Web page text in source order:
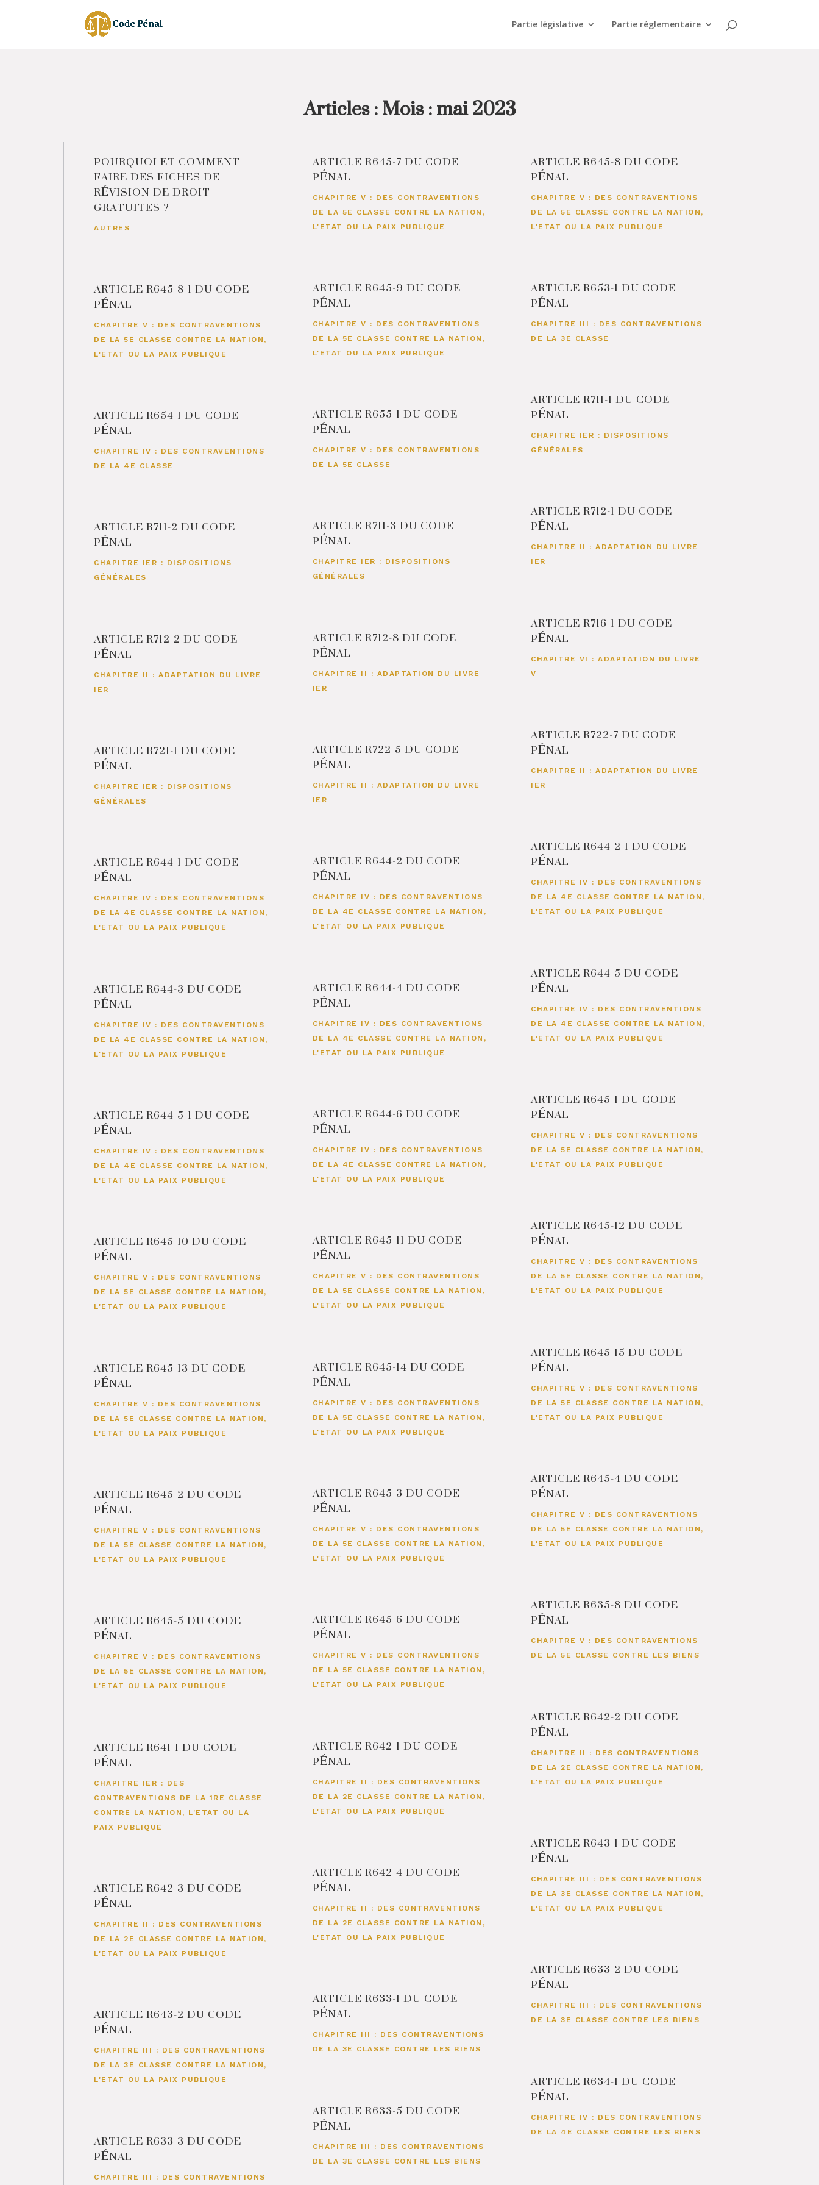
Partie législative Partie réglementaire
Articles : Mois :mai 2023
POURQUOI ET COMMENT
FAIRE DES FICHES DE
RÉVISION DE DROIT
GRATUITES ?
AUTRES
ARTICLE R645-8-1 DU CODE
PÉNAL
CHAPITRE V : DES CONTRAVENTIONS
DE LA 5E CLASSE CONTRE LA NATION,
L'ETAT OU LA PAIX PUBLIQUE
ARTICLE R654-1 DU CODE
PÉNAL
CHAPITRE IV : DES CONTRAVENTIONS
DE LA 4E CLASSE
ARTICLE R711-2 DU CODE
PÉNAL
CHAPITRE IER : DISPOSITIONS
GÉNÉRALES
ARTICLE R712-2 DU CODE
PÉNAL
CHAPITRE II : ADAPTATION DU LIVRE
IER
ARTICLE R721-1 DU CODE
PÉNAL
CHAPITRE IER : DISPOSITIONS
GÉNÉRALES
ARTICLE R644-1 DU CODE
PÉNAL
CHAPITRE IV : DES CONTRAVENTIONS
DE LA 4E CLASSE CONTRE LA NATION,
L'ETAT OU LA PAIX PUBLIQUE
ARTICLE R644-3 DU CODE
PÉNAL
CHAPITRE IV : DES CONTRAVENTIONS
DE LA 4E CLASSE CONTRE LA NATION,
L'ETAT OU LA PAIX PUBLIQUE
ARTICLE R644-5-1 DU CODE
PÉNAL
CHAPITRE IV : DES CONTRAVENTIONS
DE LA 4E CLASSE CONTRE LA NATION,
L'ETAT OU LA PAIX PUBLIQUE
ARTICLE R645-10 DU CODE
PÉNAL
CHAPITRE V : DES CONTRAVENTIONS
DE LA 5E CLASSE CONTRE LA NATION,
L'ETAT OU LA PAIX PUBLIQUE
ARTICLE R645-13 DU CODE
PÉNAL
CHAPITRE V : DES CONTRAVENTIONS
DE LA 5E CLASSE CONTRE LA NATION,
L'ETAT OU LA PAIX PUBLIQUE
ARTICLE R645-2 DU CODE
PÉNAL
CHAPITRE V : DES CONTRAVENTIONS
DE LA 5E CLASSE CONTRE LA NATION,
L'ETAT OU LA PAIX PUBLIQUE
ARTICLE R645-5 DU CODE
PÉNAL
CHAPITRE V : DES CONTRAVENTIONS
DE LA 5E CLASSE CONTRE LA NATION,
L'ETAT OU LA PAIX PUBLIQUE
ARTICLE R641-1 DU CODE
PÉNAL
CHAPITRE IER : DES
CONTRAVENTIONS DE LA 1RE CLASSE
CONTRE LA NATION, L'ETAT OU LA
PAIX PUBLIQUE
ARTICLE R642-3 DU CODE
PÉNAL
CHAPITRE II : DES CONTRAVENTIONS
DE LA 2E CLASSE CONTRE LA NATION,
L'ETAT OU LA PAIX PUBLIQUE
ARTICLE R643-2 DU CODE
PÉNAL
CHAPITRE III : DES CONTRAVENTIONS
DE LA 3E CLASSE CONTRE LA NATION,
L'ETAT OU LA PAIX PUBLIQUE
ARTICLE R633-3 DU CODE
PÉNAL
CHAPITRE III : DES CONTRAVENTIONS
ARTICLE R645-7 DU CODE
PÉNAL
CHAPITRE V : DES CONTRAVENTIONS
DE LA 5E CLASSE CONTRE LA NATION,
L'ETAT OU LA PAIX PUBLIQUE
ARTICLE R645-9 DU CODE
PÉNAL
CHAPITRE V : DES CONTRAVENTIONS
DE LA 5E CLASSE CONTRE LA NATION,
L'ETAT OU LA PAIX PUBLIQUE
ARTICLE R655-1 DU CODE
PÉNAL
CHAPITRE V : DES CONTRAVENTIONS
DE LA 5E CLASSE
ARTICLE R711-3 DU CODE
PÉNAL
CHAPITRE IER : DISPOSITIONS
GÉNÉRALES
ARTICLE R712-8 DU CODE
PÉNAL
CHAPITRE II : ADAPTATION DU LIVRE
IER
ARTICLE R722-5 DU CODE
PÉNAL
CHAPITRE II : ADAPTATION DU LIVRE
IER
ARTICLE R644-2 DU CODE
PÉNAL
CHAPITRE IV : DES CONTRAVENTIONS
DE LA 4E CLASSE CONTRE LA NATION,
L'ETAT OU LA PAIX PUBLIQUE
ARTICLE R644-4 DU CODE
PÉNAL
CHAPITRE IV : DES CONTRAVENTIONS
DE LA 4E CLASSE CONTRE LA NATION,
L'ETAT OU LA PAIX PUBLIQUE
ARTICLE R644-6 DU CODE
PÉNAL
CHAPITRE IV : DES CONTRAVENTIONS
DE LA 4E CLASSE CONTRE LA NATION,
L'ETAT OU LA PAIX PUBLIQUE
ARTICLE R645-11 DU CODE
PÉNAL
CHAPITRE V : DES CONTRAVENTIONS
DE LA 5E CLASSE CONTRE LA NATION,
L'ETAT OU LA PAIX PUBLIQUE
ARTICLE R645-14 DU CODE
PÉNAL
CHAPITRE V : DES CONTRAVENTIONS
DE LA 5E CLASSE CONTRE LA NATION,
L'ETAT OU LA PAIX PUBLIQUE
ARTICLE R645-3 DU CODE
PÉNAL
CHAPITRE V : DES CONTRAVENTIONS
DE LA 5E CLASSE CONTRE LA NATION,
L'ETAT OU LA PAIX PUBLIQUE
ARTICLE R645-6 DU CODE
PÉNAL
CHAPITRE V : DES CONTRAVENTIONS
DE LA 5E CLASSE CONTRE LA NATION,
L'ETAT OU LA PAIX PUBLIQUE
ARTICLE R642-1 DU CODE
PÉNAL
CHAPITRE II : DES CONTRAVENTIONS
DE LA 2E CLASSE CONTRE LA NATION,
L'ETAT OU LA PAIX PUBLIQUE
ARTICLE R642-4 DU CODE
PÉNAL
CHAPITRE II : DES CONTRAVENTIONS
DE LA 2E CLASSE CONTRE LA NATION,
L'ETAT OU LA PAIX PUBLIQUE
ARTICLE R633-1 DU CODE
PÉNAL
CHAPITRE III : DES CONTRAVENTIONS
DE LA 3E CLASSE CONTRE LES BIENS
ARTICLE R633-5 DU CODE
PÉNAL
CHAPITRE III : DES CONTRAVENTIONS
DE LA 3E CLASSE CONTRE LES BIENS
ARTICLE R645-8 DU CODE
PÉNAL
CHAPITRE V : DES CONTRAVENTIONS
DE LA 5E CLASSE CONTRE LA NATION,
L'ETAT OU LA PAIX PUBLIQUE
ARTICLE R653-1 DU CODE
PÉNAL
CHAPITRE III : DES CONTRAVENTIONS
DE LA 3E CLASSE
ARTICLE R711-1 DU CODE
PÉNAL
CHAPITRE IER : DISPOSITIONS
GÉNÉRALES
ARTICLE R712-1 DU CODE
PÉNAL
CHAPITRE II : ADAPTATION DU LIVRE
IER
ARTICLE R716-1 DU CODE
PÉNAL
CHAPITRE VI : ADAPTATION DU LIVRE
V
ARTICLE R722-7 DU CODE
PÉNAL
CHAPITRE II : ADAPTATION DU LIVRE
IER
ARTICLE R644-2-1 DU CODE
PÉNAL
CHAPITRE IV : DES CONTRAVENTIONS
DE LA 4E CLASSE CONTRE LA NATION,
L'ETAT OU LA PAIX PUBLIQUE
ARTICLE R644-5 DU CODE
PÉNAL
CHAPITRE IV : DES CONTRAVENTIONS
DE LA 4E CLASSE CONTRE LA NATION,
L'ETAT OU LA PAIX PUBLIQUE
ARTICLE R645-1 DU CODE
PÉNAL
CHAPITRE V : DES CONTRAVENTIONS
DE LA 5E CLASSE CONTRE LA NATION,
L'ETAT OU LA PAIX PUBLIQUE
ARTICLE R645-12 DU CODE
PÉNAL
CHAPITRE V : DES CONTRAVENTIONS
DE LA 5E CLASSE CONTRE LA NATION,
L'ETAT OU LA PAIX PUBLIQUE
ARTICLE R645-15 DU CODE
PÉNAL
CHAPITRE V : DES CONTRAVENTIONS
DE LA 5E CLASSE CONTRE LA NATION,
L'ETAT OU LA PAIX PUBLIQUE
ARTICLE R645-4 DU CODE
PÉNAL
CHAPITRE V : DES CONTRAVENTIONS
DE LA 5E CLASSE CONTRE LA NATION,
L'ETAT OU LA PAIX PUBLIQUE
ARTICLE R635-8 DU CODE
PÉNAL
CHAPITRE V : DES CONTRAVENTIONS
DE LA 5E CLASSE CONTRE LES BIENS
ARTICLE R642-2 DU CODE
PÉNAL
CHAPITRE II : DES CONTRAVENTIONS
DE LA 2E CLASSE CONTRE LA NATION,
L'ETAT OU LA PAIX PUBLIQUE
ARTICLE R643-1 DU CODE
PÉNAL
CHAPITRE III : DES CONTRAVENTIONS
DE LA 3E CLASSE CONTRE LA NATION,
L'ETAT OU LA PAIX PUBLIQUE
ARTICLE R633-2 DU CODE
PÉNAL
CHAPITRE III : DES CONTRAVENTIONS
DE LA 3E CLASSE CONTRE LES BIENS
ARTICLE R634-1 DU CODE
PÉNAL
CHAPITRE IV : DES CONTRAVENTIONS
DE LA 4E CLASSE CONTRE LES BIENS